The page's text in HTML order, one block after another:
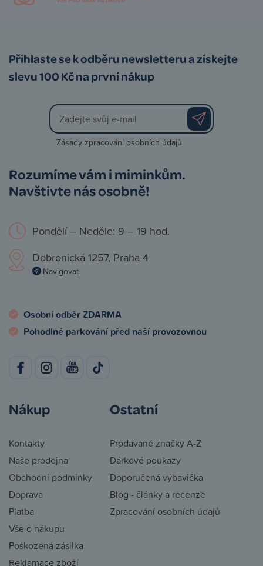
Přihlaste se k odběru newsletteru a získejte
slevu 100 Kč na první nákup
Zásady zpracování osobních údajů
Rozumíme vám i miminkům.
Navštivte nás osobně!
Pondělí – Neděle: 9 – 19 hod.
Dobronická 1257, Praha 4
Navigovat
Osobní odběr ZDARMA
Pohodlné parkování před naší provozovnou
Nákup
Kontakty
Naše prodejna
Obchodní podmínky
Doprava
Platba
Vše o nákupu
Poškozená zásilka
Reklamace zboží
Ostatní
Prodávané značky A-Z
Dárkové poukazy
Doporučená výbavička
Blog - články a recenze
Zpracování osobních údajů